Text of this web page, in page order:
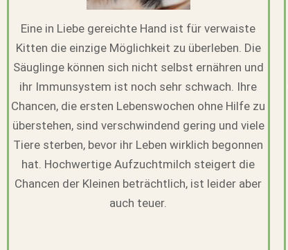
Eine in Liebe gereichte Hand ist für verwaiste
Kitten die einzige Möglichkeit zu überleben. Die
Säuglinge können sich nicht selbst ernähren und
ihr Immunsystem ist noch sehr schwach. Ihre
Chancen, die ersten Lebenswochen ohne Hilfe zu
überstehen, sind verschwindend gering und viele
Tiere sterben, bevor ihr Leben wirklich begonnen
hat. Hochwertige Aufzuchtmilch steigert die
Chancen der Kleinen beträchtlich, ist leider aber
auch teuer.